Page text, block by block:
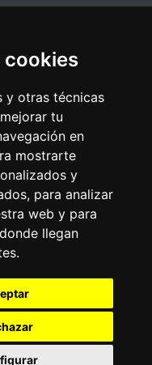
cookies
y otras técnicas
tu
en
mostrarte
y
para analizar
web y para
llegan
con ninguna organización o
marcas comerciales y
de ciclismo son
afiliación, patrocinio ni
la información proporcionada
informativos y para la
de nombres, marcas
de identificar equipos y
Todos los derechos de las
a sus propietarios legítimos.